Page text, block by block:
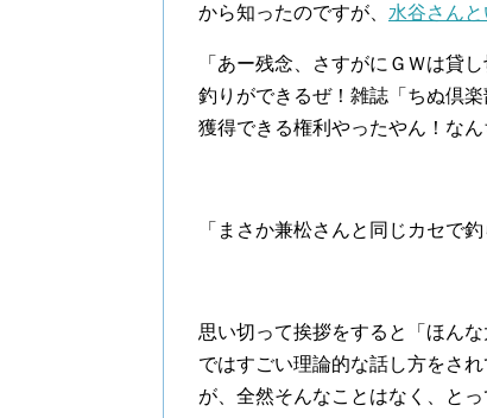
から知ったのですが、 水谷さん
「あー残念、さすがにＧＷは貸
釣りができるぜ！雑誌「ちぬ倶
獲得できる権利やったやん！なん
「まさか兼松さんと同じカセで
思い切って挨拶をすると「ほん
ではすごい理論的な話し方をさ
が、全然そんなことはなく、とっ